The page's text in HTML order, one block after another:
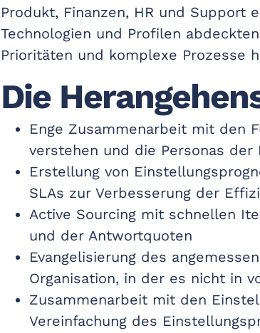
Produkt, Finanzen, HR und
Technologien und Profilen
Prioritäten und komplexe Prozesse
Die
Enge Zusammenarbeit mit den
verstehen und die Personas der
Erstellung von
SLAs zur Verbesserung der
Active Sourcing mit schnellen
und der Antwortquoten
Evangelisierung des
Organisation, in der es nicht in
Zusammenarbeit mit den
Vereinfachung des